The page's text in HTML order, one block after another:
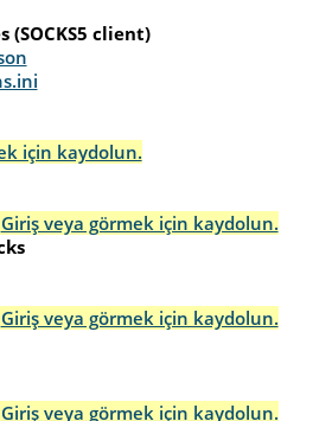
(SOCKS5 client)
için kaydolun.
Giriş veya görmek için kaydolun.
Giriş veya görmek için kaydolun.
Giriş veya görmek için kaydolun.